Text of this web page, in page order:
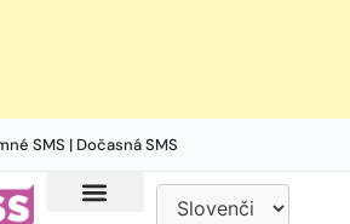
SMS | Dočasná SMS